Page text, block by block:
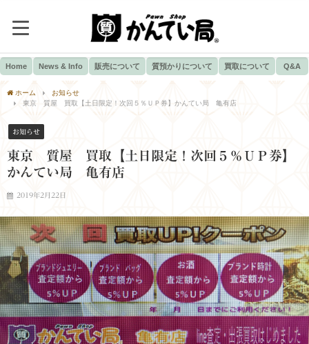
Home News & Info 販売について 質預かりについて 買取について Q&A
ホーム
お知らせ
東京 質屋 買取【土日限定！次回５％ＵＰ券】かんてい局 亀有店
お知らせ
東京 質屋 買取【土日限定！次回５％ＵＰ券】
かんてい局 亀有店
2019年2月22日